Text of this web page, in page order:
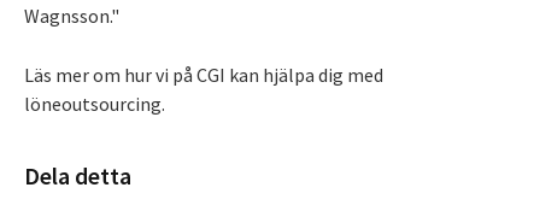
Wagnsson."
Läs mer om hur vi på CGI kan hjälpa dig med
löneoutsourcing.
Dela detta